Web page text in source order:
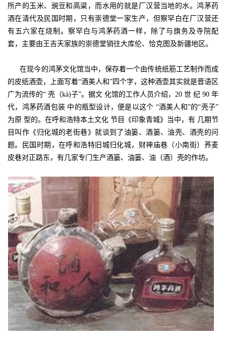
所产的玉米、豌豆和高粱，而水用的就是厂汉营当地的水。鸿茅药
酒在清代及民国时期，只有崇德堂一家生产，但察罕白在厂汉营还
有五六家在烧制。察罕白与鸿茅药酒一样，除了与旗务及寺院配
套，主要由王吉天家族的崇德堂销往大库伦、恰克图及新疆地区。
在现今的鸿茅文化馆当中，保存着一个由传统纸筋工艺制作而成
的皮纸酒壶，上面写着“酒美人和”四个字，这种酒壶其实就是晋语区
广为流传的“ 壳（kà)子”。据文 化馆的工作人员介绍，20 世 纪 90 年
代，鸿茅药酒包装 中的瓶型设计，便是以这个 “酒美人和”的“壳子”
为原 型的。在呼和浩特本土文化 节目《印象青城》当中，有 几期节
目叫作《归化城的老街巷》就谈到了油篓、酒篓、油壳、酒壳的问
题。民国时期，在呼和浩特旧城归化城，财神庙巷（小南街）荞麦
皮巷对正路东，有几家专门生产酒篓、油篓、油（酒）壳的作坊。